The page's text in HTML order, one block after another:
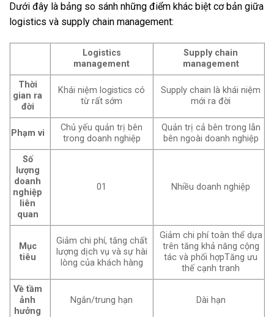
Dưới đây là bảng so sánh những điểm khác biệt cơ bản giữa
logistics và supply chain management:
Logistics
management
Supply chain
management
Thời
gian ra
đời
Khái niệm logistics có
từ rất sớm
Supply chain là khái niệm
mới ra đời
Phạm vi
Chủ yếu quản trị bên
trong doanh nghiệp
Quản trị cả bên trong lẫn
bên ngoài doanh nghiệp
Số
lượng
doanh
nghiệp
liên
quan
01 Nhiều doanh nghiệp
Mục
tiêu
Giảm chi phí, tăng chất
lượng dịch vụ và sự hài
lòng của khách hàng
Giảm chi phí toàn thể dựa
trên tăng khả năng cộng
tác và phối hợpTăng ưu
thế cạnh tranh
Về tầm
ảnh
hưởng
Ngắn/trung hạn Dài hạn